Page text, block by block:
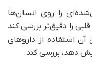
را روی انسان‌ها
را دقیق‌تر بررسی کند
آن استفاده از داروهای